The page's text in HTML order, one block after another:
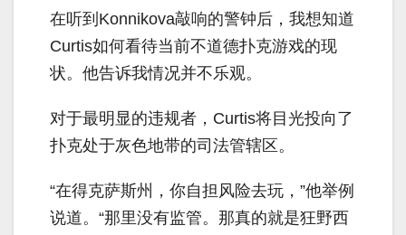
在听到Konnikova敲响的警钟后，我想知道
Curtis如何看待当前不道德扑克游戏的现
状。他告诉我情况并不乐观。
对于最明显的违规者，Curtis将目光投向了
扑克处于灰色地带的司法管辖区。
“在得克萨斯州，你自担风险去玩，”他举例
说道。“那里没有监管。那真的就是狂野西